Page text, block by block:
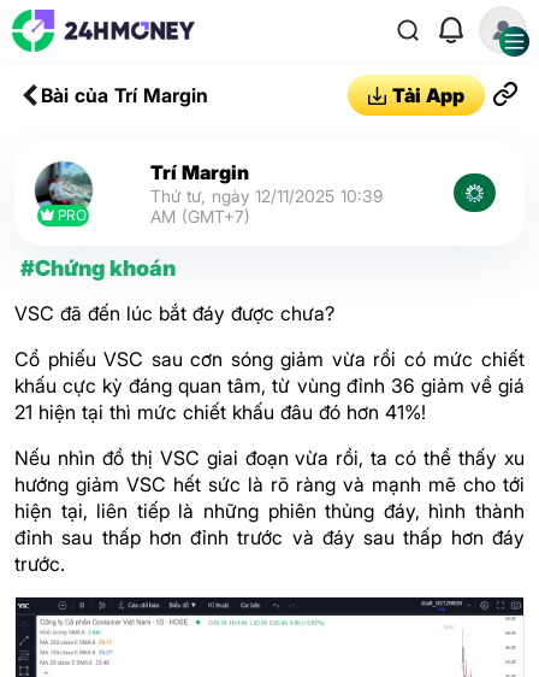
Bài của Trí Margin Tải App
PRO
Trí Margin
Thứ tư, ngày 12/11/2025 10:39
AM (GMT+7)
#Chứng khoán
VSC đã đến lúc bắt đáy được chưa?
Cổ phiếu VSC sau cơn sóng giảm vừa rồi có mức chiết
khấu cực kỳ đáng quan tâm, từ vùng đỉnh 36 giảm về giá
21 hiện tại thì mức chiết khấu đâu đó hơn 41%!
Nếu nhìn đồ thị VSC giai đoạn vừa rồi, ta có thể thấy xu
hướng giảm VSC hết sức là rõ ràng và mạnh mẽ cho tới
hiện tại, liên tiếp là những phiên thủng đáy, hình thành
đỉnh sau thấp hơn đỉnh trước và đáy sau thấp hơn đáy
trước.